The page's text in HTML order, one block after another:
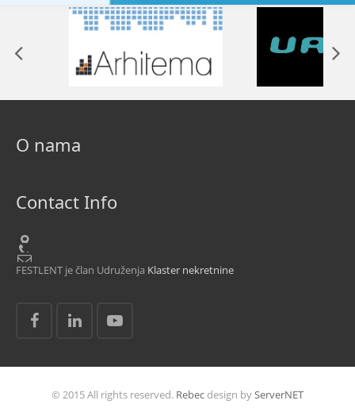
O nama
Contact Info
FESTLENT je član Udruženja Klaster nekretnine
© 2015 All rights reserved. Rebecdesign byServerNET